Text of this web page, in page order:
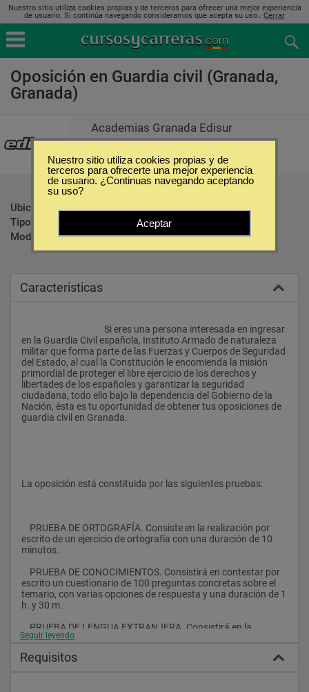
Nuestro sitio utiliza cookies propias y de terceros para ofrecer una mejor experiencia
de usuario. Si continúa navegando consideramos que acepta su uso.. Cerrar
Oposición en Guardia civil (Granada,
Granada)
Academias Granada Edisur
Ubicación:
Granada - Granada
Tipo:
Oposiciones
Modalidad:
Presencial
Caracteristicas
en la Guardia Civil española, Instituto Armado de naturaleza
militar que forma parte de las Fuerzas y Cuerpos de Seguridad
del Estado, al cual la Constitución le encomienda la misión
primordial de proteger el libre ejercicio de los derechos y
libertades de los españoles y garantizar la seguridad
ciudadana, todo ello bajo la dependencia del Gobierno de la
Nación, ésta es tu oportunidad de obtener tus oposiciones de
guardia civil en Granada.
La oposición está constituida por las siguientes pruebas:
escrito de un ejercicio de ortografía con una duración de 10
minutos.
escrito un cuestionario de 100 preguntas concretas sobre el
temario, con varias opciones de respuesta y una duración de 1
h. y 30 m.
contestación a un cuestionario de 20 preguntas con varias
elegido por el aspirante, con una duración de 20 minutos.
Seguir leyendo
Requisitos
Nuestro sitio utiliza cookies propias y de
terceros para ofrecerte una mejor experiencia
de usuario. ¿Continuas navegando aceptando
su uso?
Aceptar